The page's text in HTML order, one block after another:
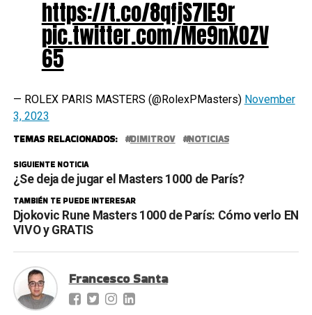
https://t.co/8qfjS7IE9r
pic.twitter.com/Me9nXOZV
65
— ROLEX PARIS MASTERS (@RolexPMasters) November
3, 2023
TEMAS RELACIONADOS: DIMITROV NOTICIAS
SIGUIENTE NOTICIA
¿Se deja de jugar el Masters 1000 de París?
TAMBIÉN TE PUEDE INTERESAR
Djokovic Rune Masters 1000 de París: Cómo verlo EN
VIVO y GRATIS
Francesco Santa